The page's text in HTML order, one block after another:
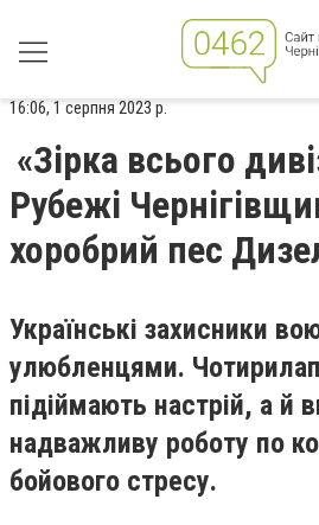
16:06, 1 серпня 2023 р.
«Зірка всього
Рубежі
хоробрий пес
Українські захисники
улюбленцями.
підіймають настрій, а й
надважливу роботу по
бойового стресу.